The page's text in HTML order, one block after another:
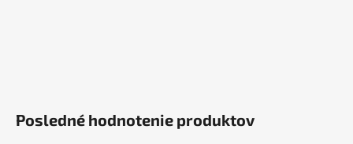
Posledné hodnotenie produktov